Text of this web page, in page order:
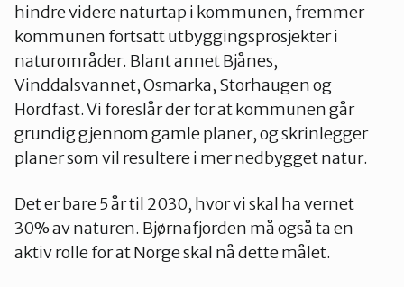
hindre videre naturtap i kommunen, fremmer
kommunen fortsatt utbyggingsprosjekter i
naturområder. Blant annet Bjånes,
Vinddalsvannet, Osmarka, Storhaugen og
Hordfast. Vi foreslår der for at kommunen går
grundig gjennom gamle planer, og skrinlegger
planer som vil resultere i mer nedbygget natur.
Det er bare 5 år til 2030, hvor vi skal ha vernet
30% av naturen. Bjørnafjorden må også ta en
aktiv rolle for at Norge skal nå dette målet.